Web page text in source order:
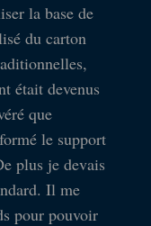
la base de
du carton
était devenus
que
le support
plus je devais
Il me
pour pouvoir